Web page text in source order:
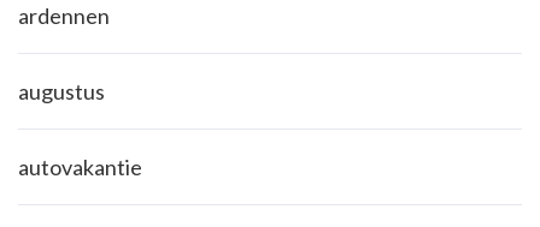
ardennen
augustus
autovakantie